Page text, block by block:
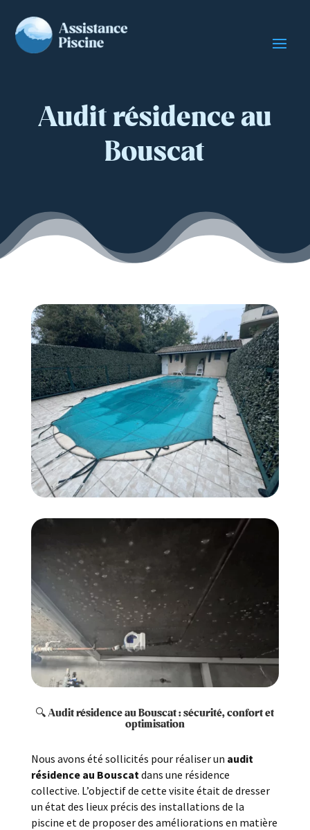
Audit résidence au
Bouscat
🔍 Audit résidence au Bouscat : sécurité, confort et
optimisation
Nous avons été sollicités pour réaliser un audit
résidence au Bouscat dans une résidence
collective. L’objectif de cette visite était de dresser
un état des lieux précis des installations de la
piscine et de proposer des améliorations en matière